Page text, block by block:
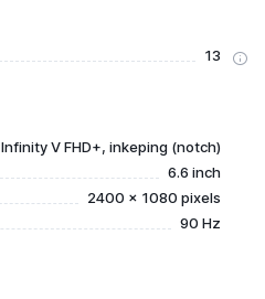
13
Infinity V FHD+, inkeping (notch)
6.6 inch
2400 x 1080 pixels
90 Hz